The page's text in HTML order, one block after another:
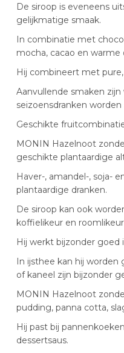
De siroop is eveneens
gelijkmatige smaak.
In combinatie met
mocha, cacao en warme
Hij combineert met
Aanvullende smaken
seizoensdranken
Geschikte
MONIN Hazelnoot
geschikte plantaardige
Haver-, amandel-, soja-
plantaardige dranken.
De siroop kan ook
koffielikeur en
Hij werkt bijzonder goed
In ijsthee kan hij
of kaneel zijn bijzonder
MONIN Hazelnoot
pudding, panna cotta,
Hij past bij
dessertsaus.